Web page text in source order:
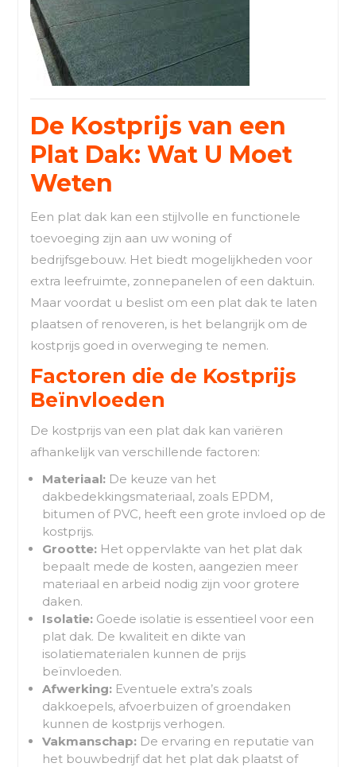
De Kostprijs van een
Plat Dak: Wat U Moet
Weten
Een plat dak kan een stijlvolle en functionele
toevoeging zijn aan uw woning of
bedrijfsgebouw. Het biedt mogelijkheden voor
extra leefruimte, zonnepanelen of een daktuin.
Maar voordat u beslist om een plat dak te laten
plaatsen of renoveren, is het belangrijk om de
kostprijs goed in overweging te nemen.
Factoren die de Kostprijs
Beïnvloeden
De kostprijs van een plat dak kan variëren
afhankelijk van verschillende factoren:
Materiaal: De keuze van het
dakbedekkingsmateriaal, zoals EPDM,
bitumen of PVC, heeft een grote invloed op de
kostprijs.
Grootte: Het oppervlakte van het plat dak
bepaalt mede de kosten, aangezien meer
materiaal en arbeid nodig zijn voor grotere
daken.
Isolatie: Goede isolatie is essentieel voor een
plat dak. De kwaliteit en dikte van
isolatiematerialen kunnen de prijs
beïnvloeden.
Afwerking: Eventuele extra’s zoals
dakkoepels, afvoerbuizen of groendaken
kunnen de kostprijs verhogen.
Vakmanschap: De ervaring en reputatie van
het bouwbedrijf dat het plat dak plaatst of